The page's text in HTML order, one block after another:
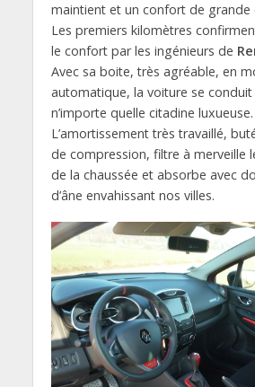
maintient et un confort de grande
Les premiers kilomètres
le confort par les ingénieurs de
Avec sa boite, très agréable, en
automatique, la voiture se
n’importe quelle citadine luxueuse.
L’amortissement très travaillé,
de compression, filtre à merveille
de la chaussée et absorbe avec
d’âne envahissant nos villes.